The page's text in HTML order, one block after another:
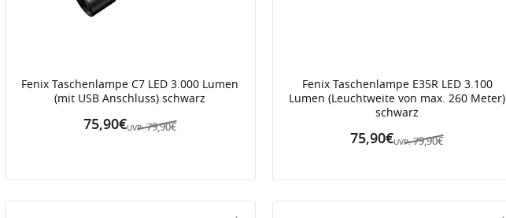
Fenix Taschenlampe C7 LED 3.000 Lumen
(mit USB Anschluss) schwarz
UVP: 79,90€
75,90€
Fenix Taschenlampe E35R LED 3.100
Lumen (Leuchtweite von max. 260 Meter)
schwarz
UVP: 79,90€
75,90€